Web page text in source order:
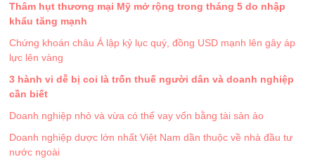
Thâm hụt thương mại Mỹ mở rộng trong tháng 5 do nhập
khẩu tăng mạnh
Chứng khoán châu Á lập kỷ lục quý, đồng USD mạnh lên gây áp
lực lên vàng
3 hành vi dễ bị coi là trốn thuế người dân và doanh nghiệp
cần biết
Doanh nghiệp nhỏ và vừa có thể vay vốn bằng tài sản ảo
Doanh nghiệp dược lớn nhất Việt Nam dần thuộc về nhà đầu tư
nước ngoài